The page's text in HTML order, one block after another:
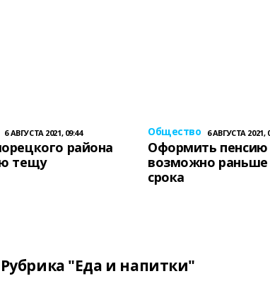
6 АВГУСТА 2021, 09:44
района
тещу
Общество 6 АВГУСТА 2021,
Оформить пенсию
возможно
срока
Рубрика "Еда и напитки"